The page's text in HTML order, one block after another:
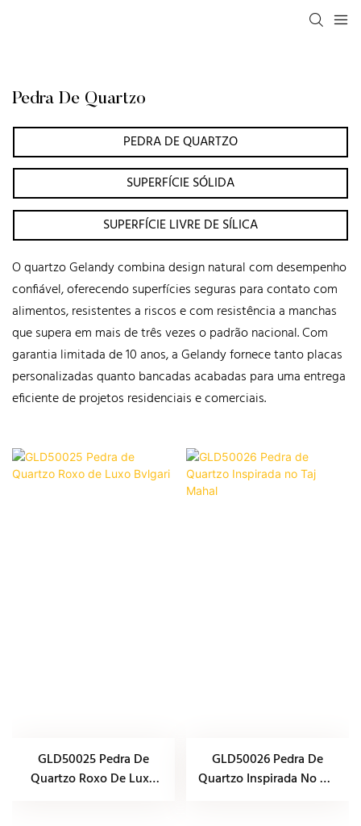
Pedra De Quartzo
PEDRA DE QUARTZO
SUPERFÍCIE SÓLIDA
SUPERFÍCIE LIVRE DE SÍLICA
O quartzo Gelandy combina design natural com desempenho
confiável, oferecendo superfícies seguras para contato com
alimentos, resistentes a riscos e com resistência a manchas
que supera em mais de três vezes o padrão nacional. Com
garantia limitada de 10 anos, a Gelandy fornece tanto placas
personalizadas quanto bancadas acabadas para uma entrega
eficiente de projetos residenciais e comerciais.
GLD50025 Pedra De
Quartzo Roxo De Luxo
GLD50026 Pedra De
Quartzo Inspirada No Taj